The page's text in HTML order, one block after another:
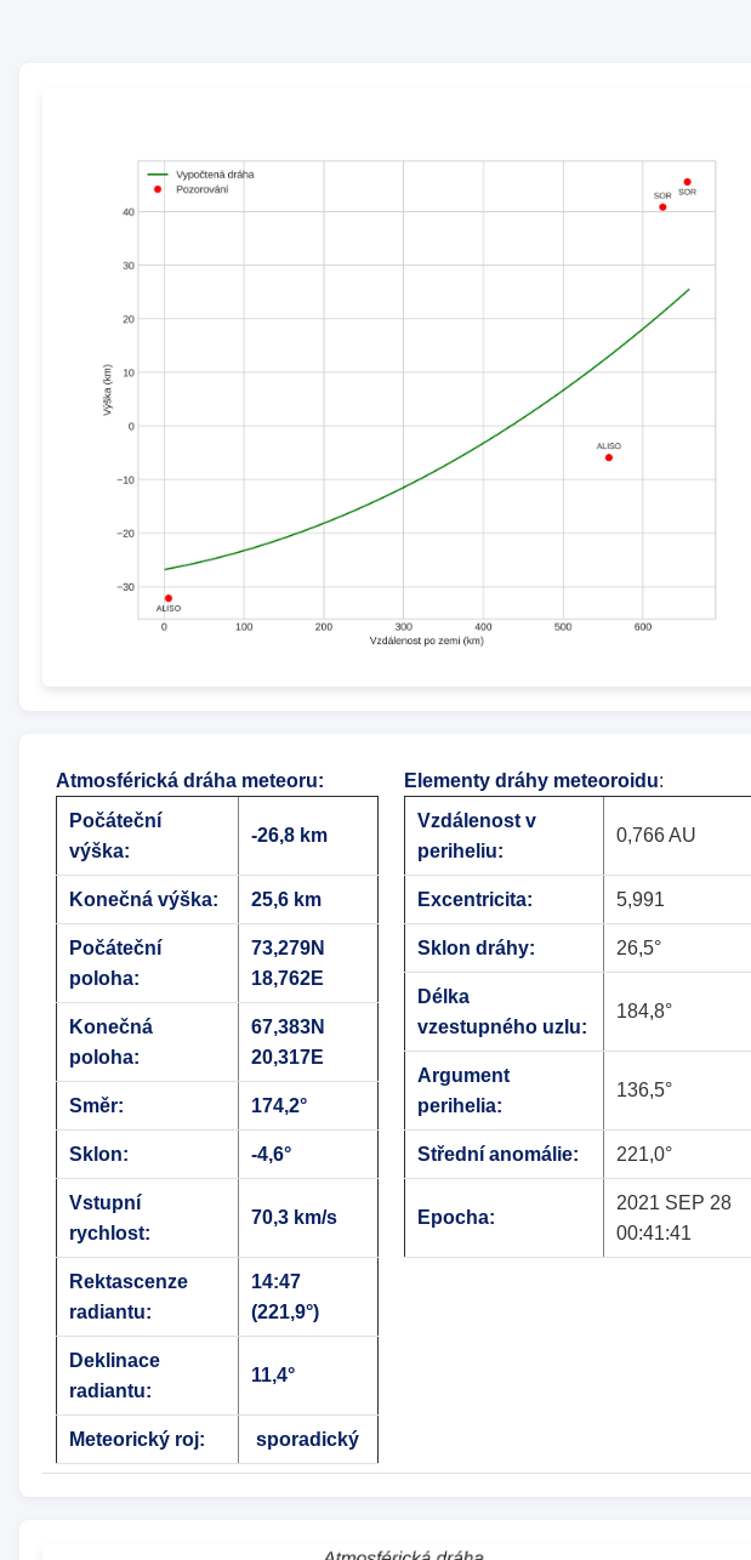
Atmosférická dráha meteoru:
Počáteční
výška:
-26,8 km
Konečná výška: 25,6 km
Počáteční
poloha:
73,279N
18,762E
Konečná
poloha:
67,383N
20,317E
Směr: 174,2°
Sklon: -4,6°
Vstupní
rychlost:
70,3 km/s
Rektascenze
radiantu:
14:47
(221,9°)
Deklinace
radiantu:
11,4°
Meteorický roj: sporadický
Elementy dráhy meteoroidu:
Vzdálenost v
periheliu:
0,766 AU
Excentricita: 5,991
Sklon dráhy: 26,5°
Délka
vzestupného uzlu:
184,8°
Argument
perihelia:
136,5°
Střední anomálie: 221,0°
Epocha:
2021 SEP 28
00:41:41